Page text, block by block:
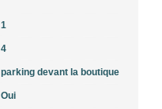
1
4
parking devant la boutique
Oui